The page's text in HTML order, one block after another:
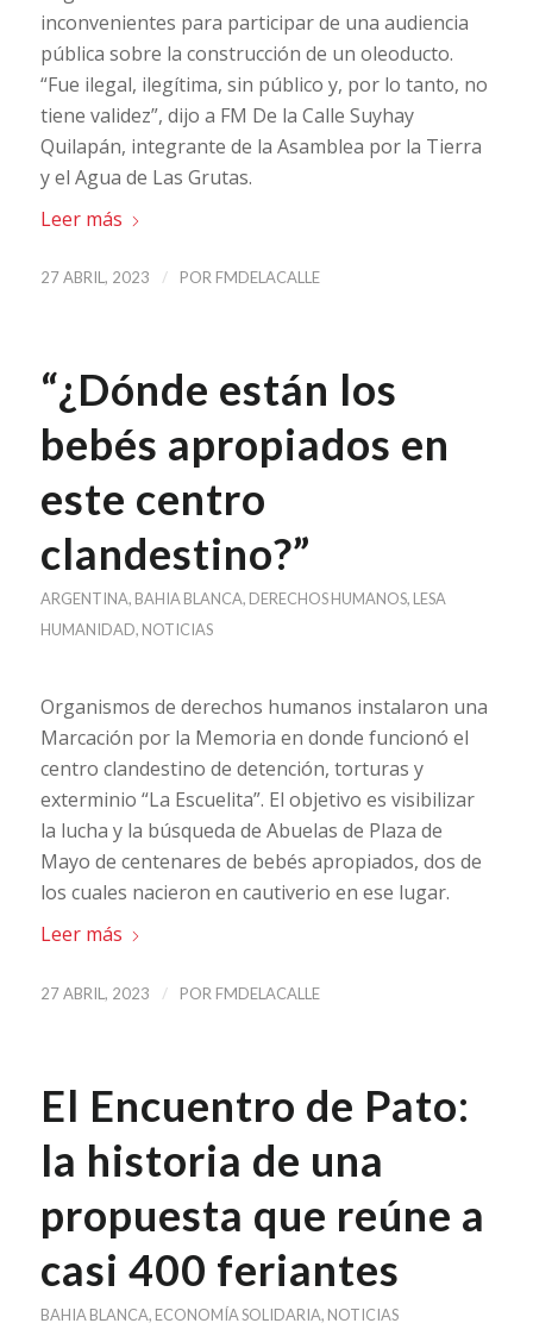
inconvenientes para participar de una audiencia
pública sobre la construcción de un oleoducto.
“Fue ilegal, ilegítima, sin público y, por lo tanto, no
tiene validez”, dijo a FM De la Calle Suyhay
Quilapán, integrante de la Asamblea por la Tierra
y el Agua de Las Grutas.
Leer más
27 ABRIL, 2023 / POR FMDELACALLE
“¿Dónde están los
bebés apropiados en
este centro
clandestino?”
ARGENTINA, BAHIA BLANCA, DERECHOS HUMANOS, LESA
HUMANIDAD, NOTICIAS
Organismos de derechos humanos instalaron una
Marcación por la Memoria en donde funcionó el
centro clandestino de detención, torturas y
exterminio “La Escuelita”. El objetivo es visibilizar
la lucha y la búsqueda de Abuelas de Plaza de
Mayo de centenares de bebés apropiados, dos de
los cuales nacieron en cautiverio en ese lugar.
Leer más
27 ABRIL, 2023 / POR FMDELACALLE
El Encuentro de Pato:
la historia de una
propuesta que reúne a
casi 400 feriantes
BAHIA BLANCA, ECONOMÍA SOLIDARIA, NOTICIAS